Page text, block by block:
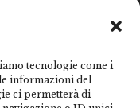
tecnologie come i
informazioni del
ci permetterà di